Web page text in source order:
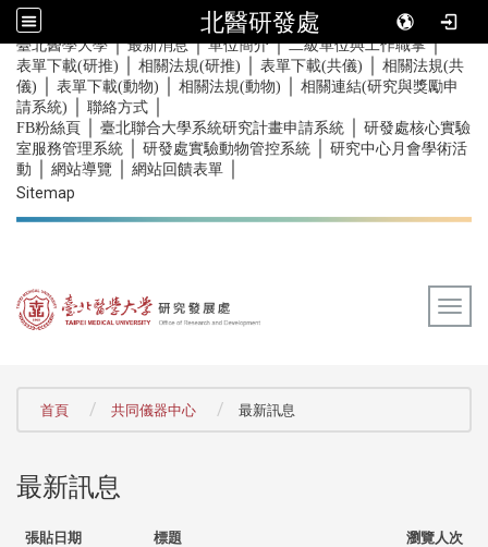
北醫研發處
::: 臺北醫學大學｜最新消息｜單位簡介｜二級單位與工作職掌｜
表單下載(研推) 相關法規(研推) 表單下載(共儀)
相關法規(共
儀)
表單下載(動物) 相關法規(動物)
相關連結(研究與獎勵申
請系統)
聯絡方式
FB粉絲頁 臺北聯合大學系統研究計畫申請系統
研發處核心實驗
室服務管理系統
研發處實驗動物管控系統
研究中心月會學術活
動
網站導覽 網站回饋表單
Sitemap
首頁 共同儀器中心 最新訊息
最新訊息
張貼日期 標題 瀏覽人次